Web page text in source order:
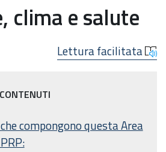
clima e salute
Lettura facilitata
compongono questa Area